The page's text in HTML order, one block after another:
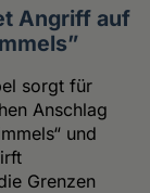
Angriff auf
sorgt für
Anschlag
und
Grenzen